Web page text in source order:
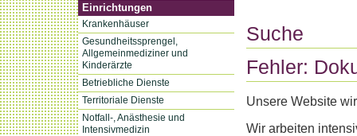
Einrichtungen
Krankenhäuser
Gesundheitssprengel,
Allgemeinmediziner und
Kinderärzte
Betriebliche Dienste
Territoriale Dienste
Notfall-, Anästhesie und
Intensivmedizin
Suche
Fehler:
Unsere Website
Wir arbeiten